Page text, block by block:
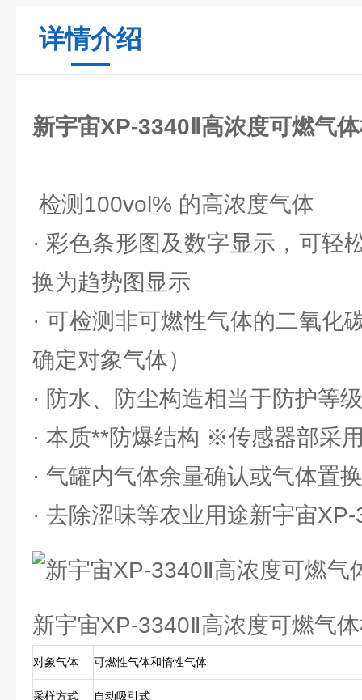
详情介绍
新宇宙XP-3340Ⅱ高浓度可燃气
检测100vol% 的高浓度气体
· 彩色条形图及数字显示，可轻
换为趋势图显示
· 可检测非可燃性气体的二氧化
确定对象气体）
· 防水、防尘构造相当于防护等
· 本质**防爆结构 ※传感器部采
· 气罐内气体余量确认或气体置
· 去除涩味等农业用途新宇宙
新宇宙XP-3340Ⅱ高浓度可燃气
对象气体 可燃性气体和惰性气体
采样方式 自动吸引式